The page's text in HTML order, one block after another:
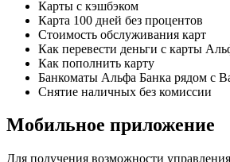
Карты с кэшбэком
Карта 100 дней без процентов
Стоимость обслуживания карт
Как перевести деньги с карты
Как пополнить карту
Банкоматы Альфа Банка рядом с
Снятие наличных без комиссии
Мобильное приложение
Для получения возможности